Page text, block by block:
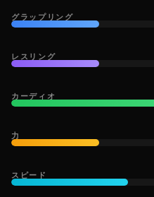
グラップリング
レスリング
カーディオ
力
スピード